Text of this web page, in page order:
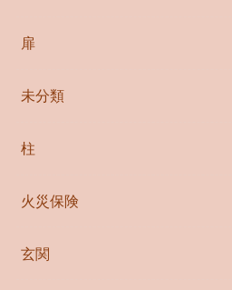
扉
未分類
柱
火災保険
玄関